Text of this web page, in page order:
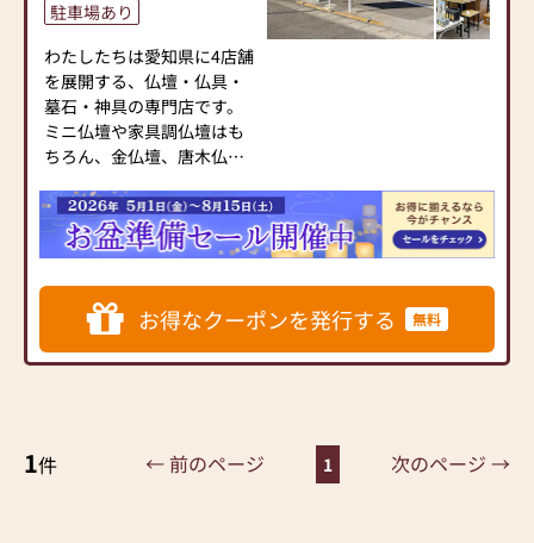
駐車場あり
わたしたちは愛知県に4店舗
を展開する、仏壇・仏具・
墓石・神具の専門店です。
ミニ仏壇や家具調仏壇はも
ちろん、金仏壇、唐木仏
な品揃えでお客様をお迎え
しております。
また、さまざまなデザイン
の仏具も取り揃えておりま
すので、お仏壇やご宗派に
合わせて最適な組み合わせ
を丁寧にご案内いたしま
ちに 寄り添う接客を目指し
ています ◆
お得なクーポンを発行する 無料
1件 ← 前のページ 1 次のページ →